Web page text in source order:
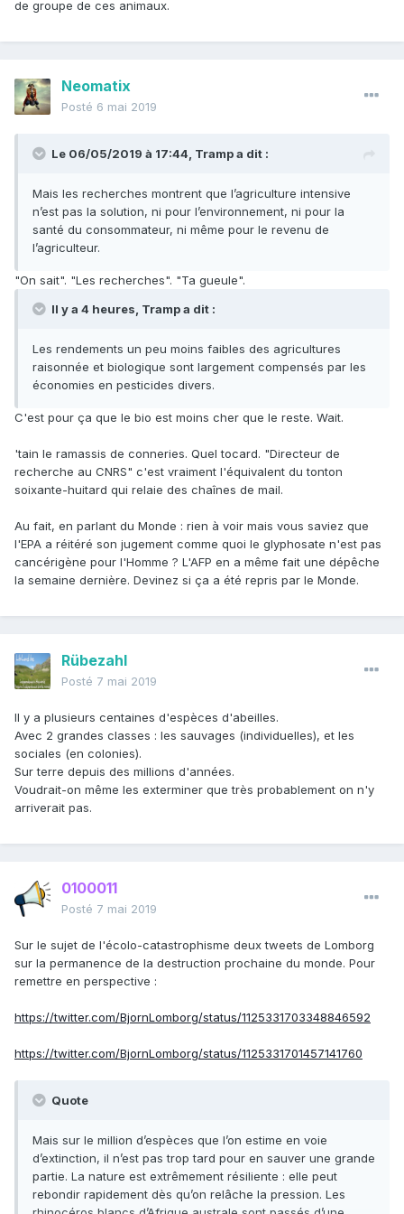
de groupe de ces animaux.
Neomatix
Posté 6 mai 2019
Le 06/05/2019 à 17:44, Trampa dit :
Mais les recherches montrent que l’agriculture intensive
n’est pas la solution, ni pour l’environnement, ni pour la
santé du consommateur, ni même pour le revenu de
l’agriculteur.
"On sait". "Les recherches". "Ta gueule".
Il y a 4 heures, Tramp a dit :
Les rendements un peu moins faibles des agricultures
raisonnée et biologique sont largement compensés par les
économies en pesticides divers.
C'est pour ça que le bio est moins cher que le reste. Wait.
'tain le ramassis de conneries. Quel tocard. "Directeur de
recherche au CNRS" c'est vraiment l'équivalent du tonton
soixante-huitard qui relaie des chaînes de mail.
Au fait, en parlant du Monde : rien à voir mais vous saviez que
l'EPA a réitéré son jugement comme quoi le glyphosate n'est pas
cancérigène pour l'Homme ? L'AFP en a même fait une dépêche
la semaine dernière. Devinez si ça a été repris par le Monde.
Rübezahl
Posté 7 mai 2019
Il y a plusieurs centaines d'espèces d'abeilles.
Avec 2 grandes classes : les sauvages (individuelles), et les
sociales (en colonies).
Sur terre depuis des millions d'années.
Voudrait-on même les exterminer que très probablement on n'y
arriverait pas.
0100011
Posté 7 mai 2019
Sur le sujet de l'écolo-catastrophisme deux tweets de Lomborg
sur la permanence de la destruction prochaine du monde. Pour
remettre en perspective :
https://twitter.com/BjornLomborg/status/1125331703348846592
https://twitter.com/BjornLomborg/status/1125331701457141760
Quote
Mais sur le million d’espèces que l’on estime en voie
d’extinction, il n’est pas trop tard pour en sauver une grande
partie. La nature est extrêmement résiliente : elle peut
rebondir rapidement dès qu’on relâche la pression. Les